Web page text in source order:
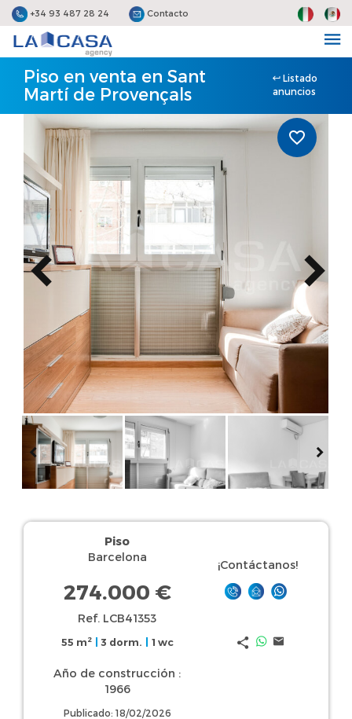
+34 93 487 28 24 Contacto
Piso en venta en Sant
Martí de Provençals
Listado
anuncios
Piso
Barcelona
274.000 €
Ref. LCB41353
55 m2 3 dorm. 1 wc
Año de construcción :
1966
Publicado: 18/02/2026
¡Contáctanos!